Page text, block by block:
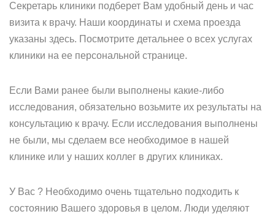
Секретарь клиники подберет Вам удобный день и час
визита к врачу. Наши координаты и схема проезда
указаны здесь. Посмотрите детальнее о всех услугах
клиники на ее персональной странице.
Если Вами ранее были выполнены какие-либо
исследования, обязательно возьмите их результаты на
консультацию к врачу. Если исследования выполнены
не были, мы сделаем все необходимое в нашей
клинике или у наших коллег в других клиниках.
У Вас ? Необходимо очень тщательно подходить к
состоянию Вашего здоровья в целом. Люди уделяют